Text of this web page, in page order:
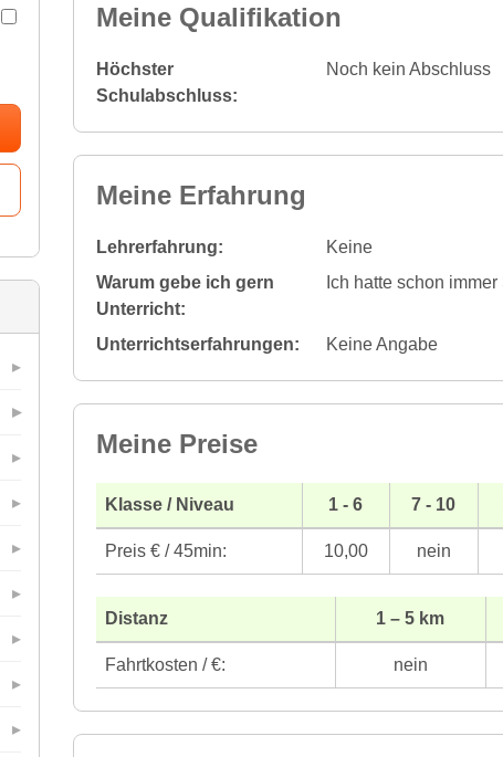
Meine Qualifikation
Höchster
Schulabschluss:
Noch kein Abschluss
Meine Erfahrung
Lehrerfahrung:
Keine
Warum gebe ich gern
Unterricht:
Ich hatte schon
Unterrichtserfahrungen: Keine Angabe
Meine Preise
Klasse / Niveau 1 - 6 7 - 10
Preis € / 45min: 10,00 nein
Distanz 1 – 5 km
Fahrtkosten / €: nein